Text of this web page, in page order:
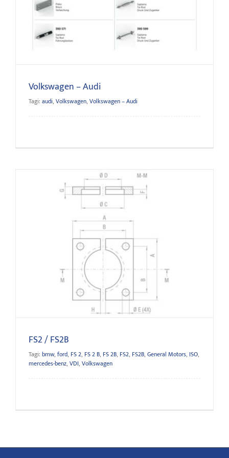
Volkswagen – Audi
Tagi: audi, Volkswagen, Volkswagen – Audi
FS2 / FS2B
FS2 / FS2B
Tagi: bmw, ford, FS 2, FS 2 B, FS 2B, FS2, FS2B, General Motors, ISO,
mercedes-benz, VDI, Volkswagen